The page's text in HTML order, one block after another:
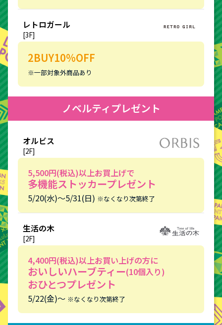
レトロガール
[3F]
2BUY10%OFF
※一部対象外商品あり
ノベルティプレゼント
オルビス
[2F]
5,500円(税込)以上お買上げで
多機能ストッカープレゼント
5/20(水)〜5/31(日) ※なくなり次第終了
生活の木
[2F]
4,400円(税込)以上お買い上げの方に
おいしいハーブティー(10個入り)
おひとつプレゼント
5/22(金)～ ※なくなり次第終了